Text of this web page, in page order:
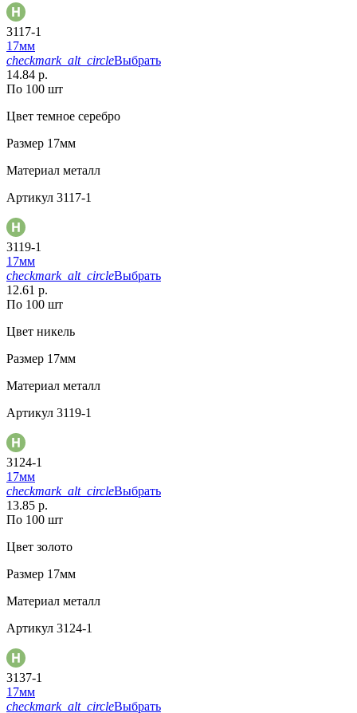
3117-1
17мм
checkmark_alt_circleВыбрать
14.84 р.
По 100 шт
Цвет темное серебро
Размер 17мм
Материал металл
Артикул 3117-1
3119-1
17мм
checkmark_alt_circleВыбрать
12.61 р.
По 100 шт
Цвет никель
Размер 17мм
Материал металл
Артикул 3119-1
3124-1
17мм
checkmark_alt_circleВыбрать
13.85 р.
По 100 шт
Цвет золото
Размер 17мм
Материал металл
Артикул 3124-1
3137-1
17мм
checkmark_alt_circleВыбрать